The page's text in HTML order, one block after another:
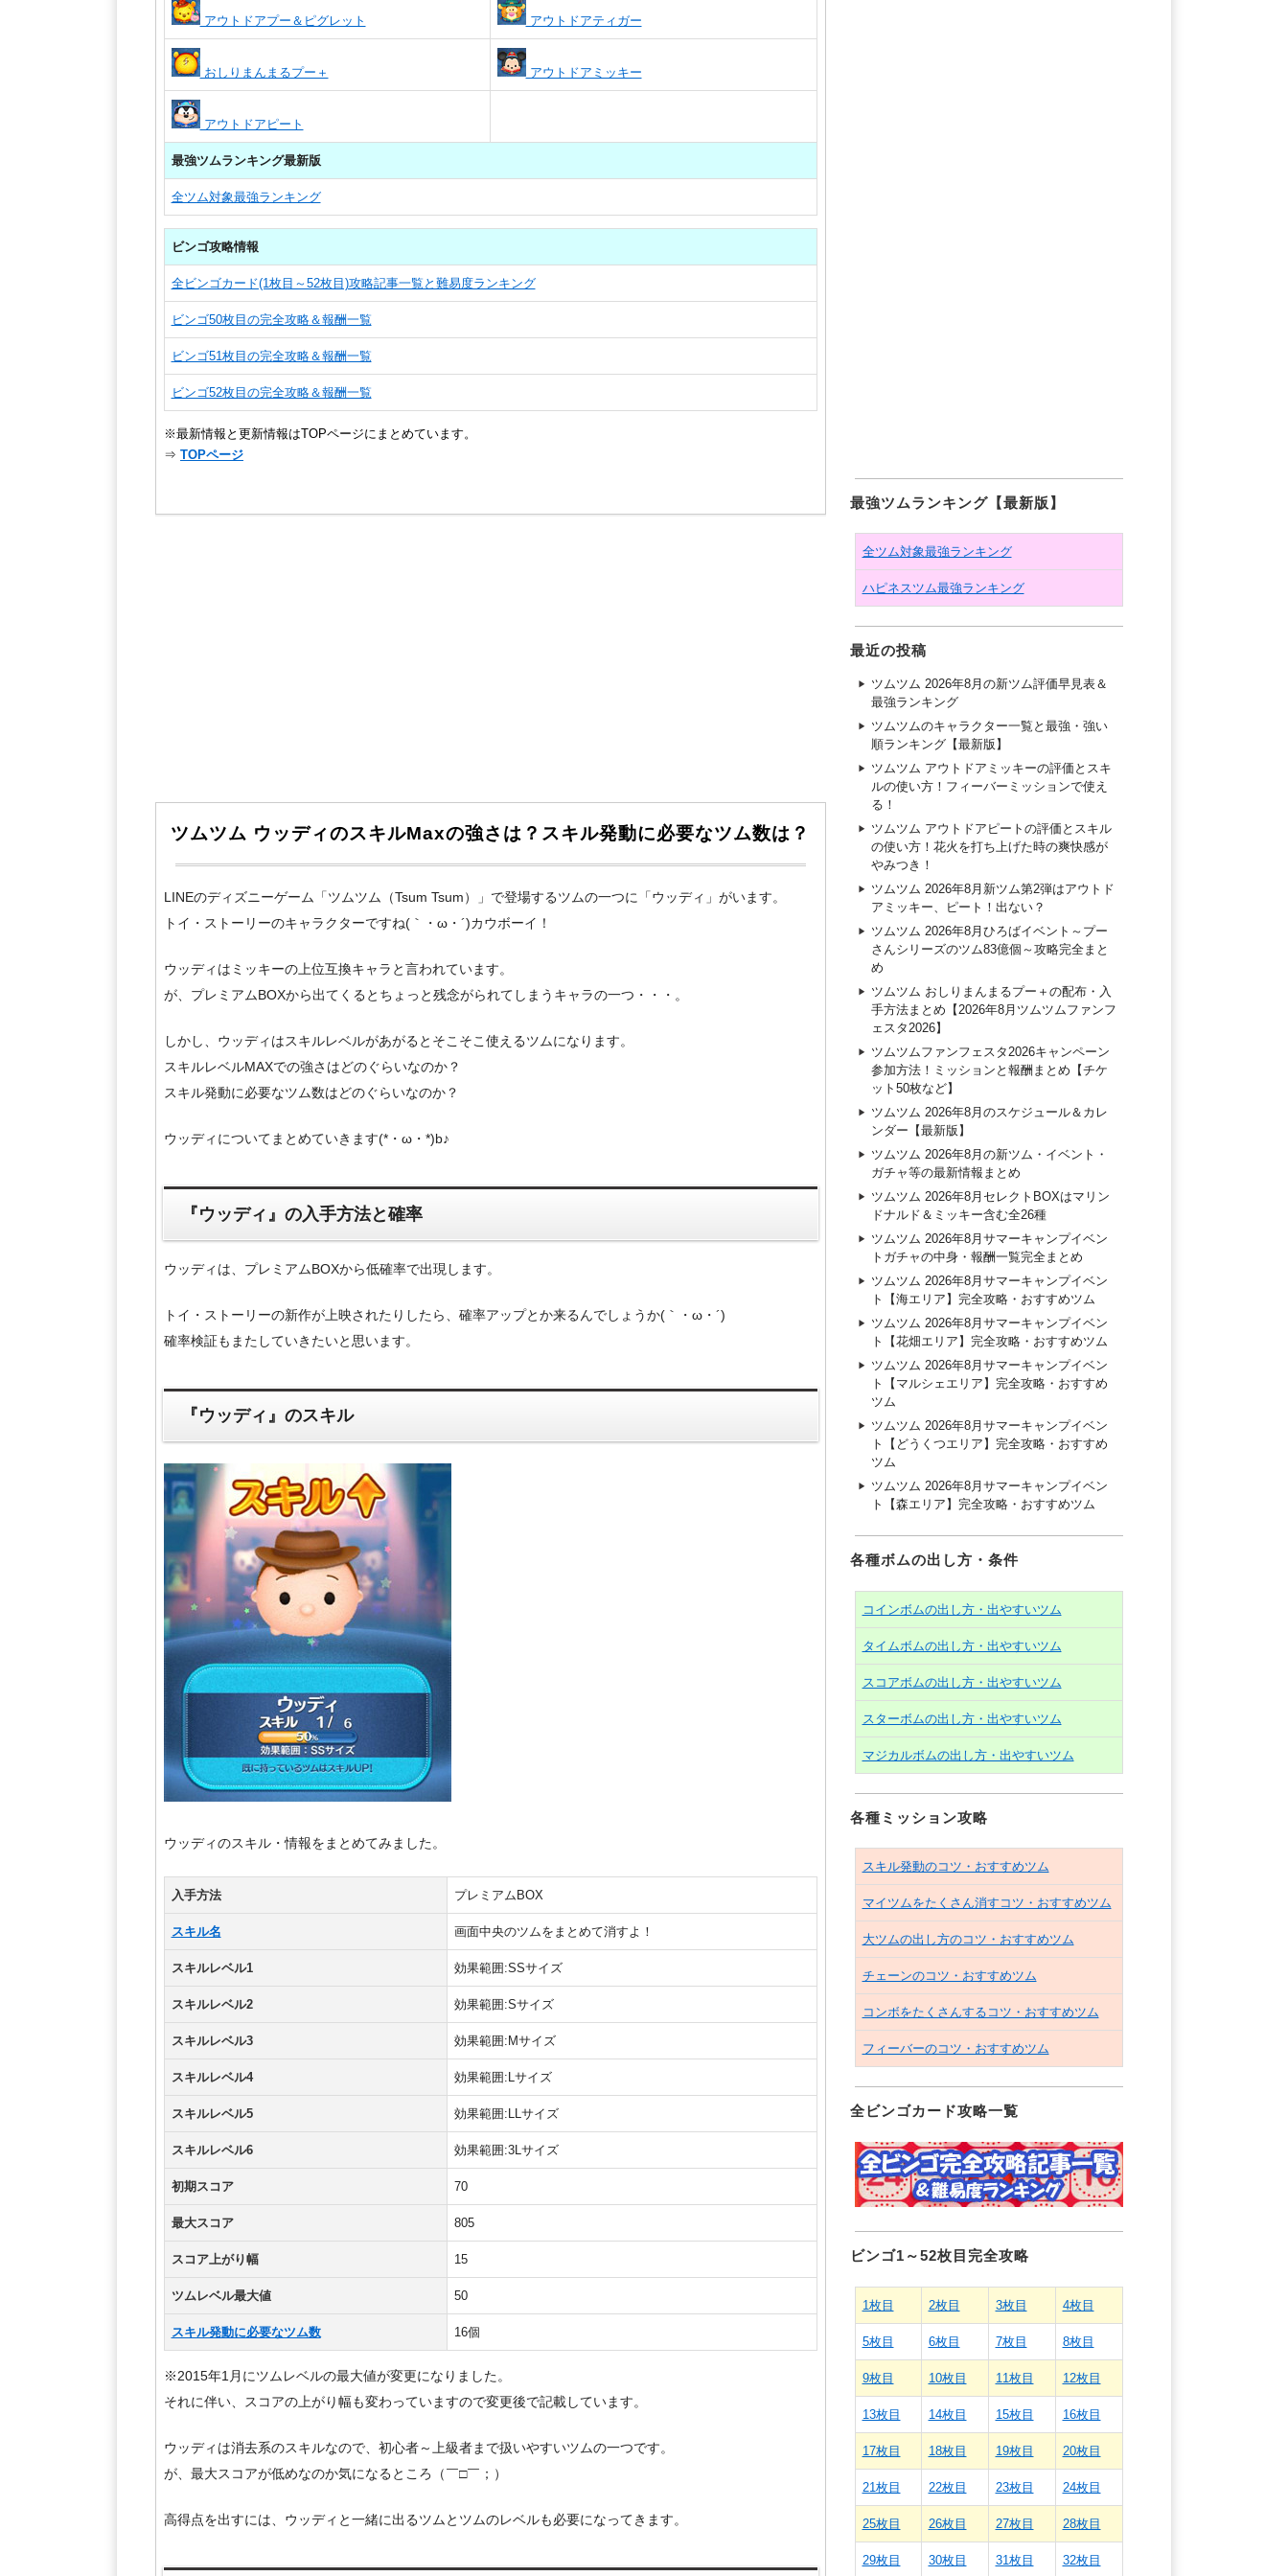
アウトドアプー＆ピグレット アウトドアティガー
おしりまんまるプー＋ アウトドアミッキー
アウトドアピート
最強ツムランキング最新版
全ツム対象最強ランキング
ビンゴ攻略情報
全ビンゴカード(1枚目～52枚目)攻略記事一覧と難易度ランキング
ビンゴ50枚目の完全攻略＆報酬一覧
ビンゴ51枚目の完全攻略＆報酬一覧
ビンゴ52枚目の完全攻略＆報酬一覧
※最新情報と更新情報はTOPページにまとめています。
⇒ TOPページ
ツムツム ウッディのスキルMaxの強さは？スキル発動に必要なツム数は？
LINEのディズニーゲーム「ツムツム（Tsum Tsum）」で登場するツムの一つに「ウッディ」がいます。
トイ・ストーリーのキャラクターですね(｀・ω・´)カウボーイ！
ウッディはミッキーの上位互換キャラと言われています。
が、プレミアムBOXから出てくるとちょっと残念がられてしまうキャラの一つ・・・。
しかし、ウッディはスキルレベルがあがるとそこそこ使えるツムになります。
スキルレベルMAXでの強さはどのぐらいなのか？
スキル発動に必要なツム数はどのぐらいなのか？
ウッディについてまとめていきます(*・ω・*)b♪
『ウッディ』の入手方法と確率
ウッディは、プレミアムBOXから低確率で出現します。
トイ・ストーリーの新作が上映されたりしたら、確率アップとか来るんでしょうか(｀・ω・´)
確率検証もまたしていきたいと思います。
『ウッディ』のスキル
ウッディのスキル・情報をまとめてみました。
入手方法 プレミアムBOX
スキル名 画面中央のツムをまとめて消すよ！
スキルレベル1 効果範囲:SSサイズ
スキルレベル2 効果範囲:Sサイズ
スキルレベル3 効果範囲:Mサイズ
スキルレベル4 効果範囲:Lサイズ
スキルレベル5 効果範囲:LLサイズ
スキルレベル6 効果範囲:3Lサイズ
初期スコア 70
最大スコア 805
スコア上がり幅 15
ツムレベル最大値 50
スキル発動に必要なツム数 16個
※2015年1月にツムレベルの最大値が変更になりました。
それに伴い、スコアの上がり幅も変わっていますので変更後で記載しています。
ウッディは消去系のスキルなので、初心者～上級者まで扱いやすいツムの一つです。
が、最大スコアが低めなのか気になるところ（￣□￣；）
高得点を出すには、ウッディと一緒に出るツムとツムのレベルも必要になってきます。
最強ツムランキング【最新版】
全ツム対象最強ランキング
ハピネスツム最強ランキング
最近の投稿
ツムツム 2026年8月の新ツム評価早見表＆
最強ランキング
ツムツムのキャラクター一覧と最強・強い
順ランキング【最新版】
ツムツム アウトドアミッキーの評価とスキ
ルの使い方！フィーバーミッションで使え
る！
ツムツム アウトドアピートの評価とスキル
の使い方！花火を打ち上げた時の爽快感が
やみつき！
ツムツム 2026年8月新ツム第2弾はアウトド
アミッキー、ピート！出ない？
ツムツム 2026年8月ひろばイベント～プー
さんシリーズのツム83億個～攻略完全まと
め
ツムツム おしりまんまるプー＋の配布・入
手方法まとめ【2026年8月ツムツムファンフ
ェスタ2026】
ツムツムファンフェスタ2026キャンペーン
参加方法！ミッションと報酬まとめ【チケ
ット50枚など】
ツムツム 2026年8月のスケジュール＆カレ
ンダー【最新版】
ツムツム 2026年8月の新ツム・イベント・
ガチャ等の最新情報まとめ
ツムツム 2026年8月セレクトBOXはマリン
ドナルド＆ミッキー含む全26種
ツムツム 2026年8月サマーキャンプイベン
トガチャの中身・報酬一覧完全まとめ
ツムツム 2026年8月サマーキャンプイベン
ト【海エリア】完全攻略・おすすめツム
ツムツム 2026年8月サマーキャンプイベン
ト【花畑エリア】完全攻略・おすすめツム
ツムツム 2026年8月サマーキャンプイベン
ト【マルシェエリア】完全攻略・おすすめ
ツム
ツムツム 2026年8月サマーキャンプイベン
ト【どうくつエリア】完全攻略・おすすめ
ツム
ツムツム 2026年8月サマーキャンプイベン
ト【森エリア】完全攻略・おすすめツム
各種ボムの出し方・条件
コインボムの出し方・出やすいツム
タイムボムの出し方・出やすいツム
スコアボムの出し方・出やすいツム
スターボムの出し方・出やすいツム
マジカルボムの出し方・出やすいツム
各種ミッション攻略
スキル発動のコツ・おすすめツム
マイツムをたくさん消すコツ・おすすめツム
大ツムの出し方のコツ・おすすめツム
チェーンのコツ・おすすめツム
コンボをたくさんするコツ・おすすめツム
フィーバーのコツ・おすすめツム
全ビンゴカード攻略一覧
ビンゴ1～52枚目完全攻略
1枚目 2枚目 3枚目 4枚目
5枚目 6枚目 7枚目 8枚目
9枚目 10枚目 11枚目 12枚目
13枚目 14枚目 15枚目 16枚目
17枚目 18枚目 19枚目 20枚目
21枚目 22枚目 23枚目 24枚目
25枚目 26枚目 27枚目 28枚目
29枚目 30枚目 31枚目 32枚目